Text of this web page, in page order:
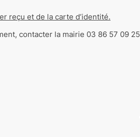
reçu et de la carte d’identité.
contacter la mairie 03 86 57 09 25